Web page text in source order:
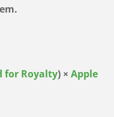
for Royalty) × Apple